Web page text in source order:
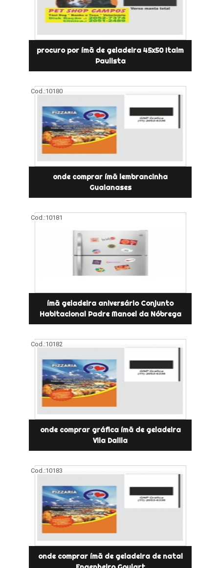
procuro por ímã de geladeira 45x50 Itaim
Paulista
Cod.:10180
onde comprar ímã lembrancinha
Guaianases
Cod.:10181
ímã geladeira aniversário Conjunto
Habitacional Padre Manoel da Nóbrega
Cod.:10182
onde comprar gráfica ímã de geladeira
Vila Dalila
Cod.:10183
onde comprar ímã de geladeira de natal